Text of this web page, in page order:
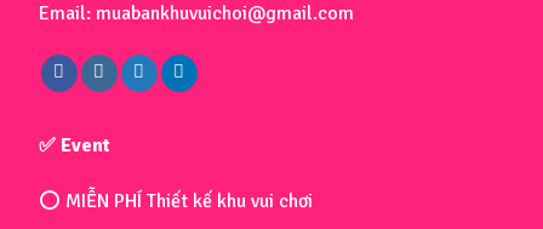
Email: muabankhuvuichoi@gmail.com
✅ Event
⭕ MIỄN PHÍ Thiết kế khu vui chơi